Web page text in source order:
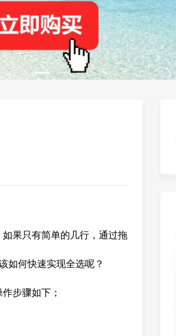
果只有简单的几行，通过拖
如何快速实现全选呢？
步骤如下；